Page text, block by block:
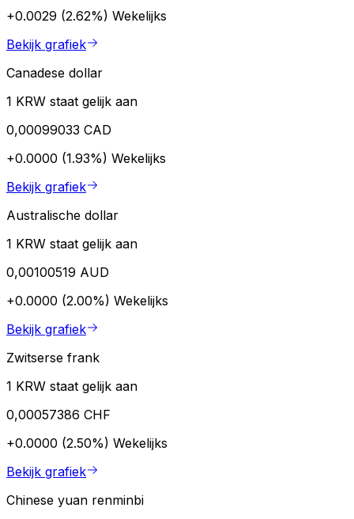
+0.0029 (2.62%) Wekelijks
Bekijk grafiek
Canadese dollar
1 KRW staat gelijk aan
0,00099033 CAD
+0.0000 (1.93%) Wekelijks
Bekijk grafiek
Australische dollar
1 KRW staat gelijk aan
0,00100519 AUD
+0.0000 (2.00%) Wekelijks
Bekijk grafiek
Zwitserse frank
1 KRW staat gelijk aan
0,00057386 CHF
+0.0000 (2.50%) Wekelijks
Bekijk grafiek
Chinese yuan renminbi